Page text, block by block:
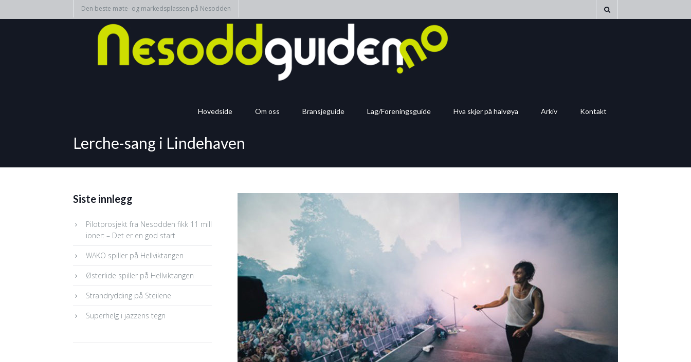
Den beste møte- og markedsplassen på Nesodden
Hovedside Om oss Bransjeguide Lag/Foreningsguide Hva skjer på halvøya Arkiv Kontakt
Lerche-sang i Lindehaven
Siste innlegg
Pilotprosjekt fra Nesodden fikk 11 mill
ioner: – Det er en god start
WAKO spiller på Hellviktangen
Østerlide spiller på Hellviktangen
Strandrydding på Steilene
Superhelg i jazzens tegn